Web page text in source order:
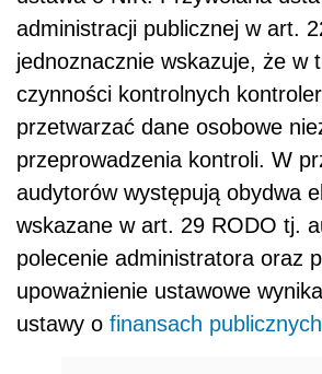
administracji publicznej w art.
jednoznacznie wskazuje, że w
czynności kontrolnych
przetwarzać dane osobowe
przeprowadzenia kontroli. W
audytorów występują obydwa
wskazane w art. 29 RODO tj.
polecenie administratora oraz
upoważnienie ustawowe
ustawy o finansach publicznych